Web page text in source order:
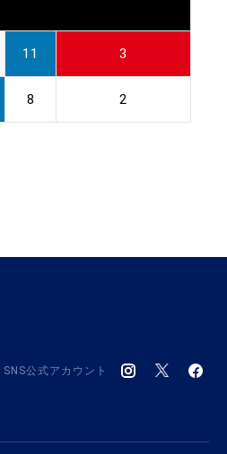
11 3
8 2
SNS公式アカウント